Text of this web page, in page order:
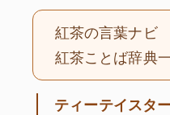
紅茶の言葉ナビ
紅茶ことば辞典
ティーテイスタ